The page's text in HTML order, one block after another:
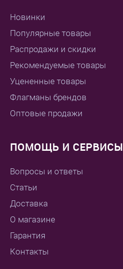
Новинки
Популярные товары
Распродажи и скидки
Рекомендуемые товары
Уцененные товары
Флагманы брендов
Оптовые продажи
ПОМОЩЬ И СЕРВИСЫ
Вопросы и ответы
Статьи
Доставка
О магазине
Гарантия
Контакты